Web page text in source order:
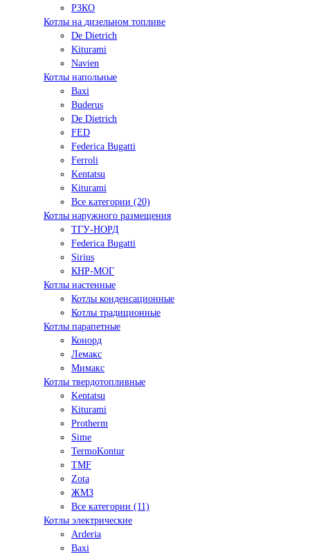
РЗКО
Котлы на дизельном топливе
De Dietrich
Kiturami
Navien
Котлы напольные
Baxi
Buderus
De Dietrich
FED
Federica Bugatti
Ferroli
Kentatsu
Kiturami
Все категории (20)
Котлы наружного размещения
ТГУ-НОРД
Federica Bugatti
Sirius
КНР-МОГ
Котлы настенные
Котлы конденсационные
Котлы традиционные
Котлы парапетные
Конорд
Лемакс
Мимакс
Котлы твердотопливные
Kentatsu
Kiturami
Protherm
Sime
TermoKontur
TMF
Zota
ЖМЗ
Все категории (11)
Котлы электрические
Arderia
Baxi